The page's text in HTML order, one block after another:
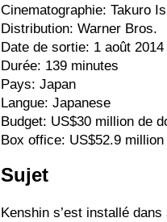
Cinematographie: Takuro
Distribution: Warner Bros.
Date de sortie: 1 août
Durée: 139 minutes
Pays: Japan
Langue: Japanese
Budget: US$30 million de
Box office: US$52.9
Sujet
Kenshin s’est installé